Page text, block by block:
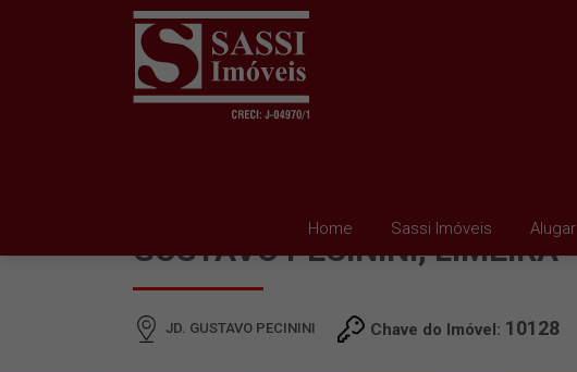
Home Sassi Imóveis Alugar
GUSTAVO PECININI, LIMEIRA
JD. GUSTAVO PECININI Chave do Imóvel: 10128